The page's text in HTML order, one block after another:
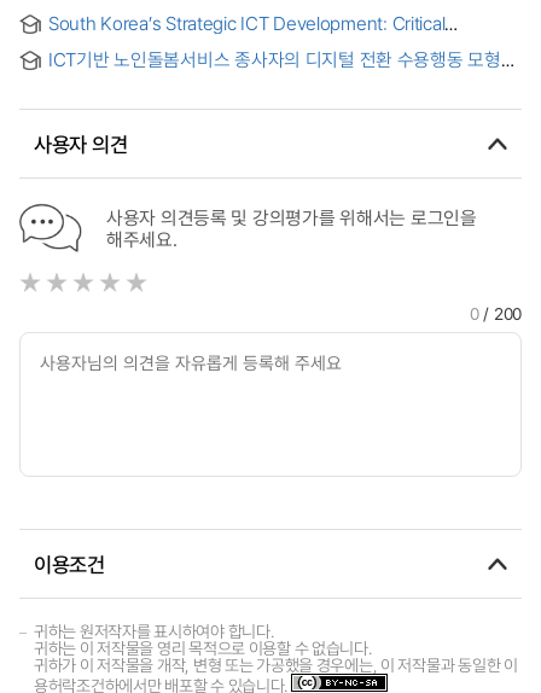
Schools = 중국 초ㆍ중등교사의 ICT 교수역량 진단도구 개발
South Korea’s Strategic ICT Development: Critical
Reassessment on CDMA and WiBro Mobile Technology =
한국의 전략적인 정보통신기술(ICT) 진화: CDMA 및 와이브로
ICT기반 노인돌봄서비스 종사자의 디지털 전환 수용행동 모형
the Acceptance Behavior Model of Digital Transformation
the Unified Theory of Acceptance and Use of
사용자 의견
사용자 의견등록 및 강의평가를 위해서는 로그인을
해주세요.
0/ 200
이용조건
귀하는 원저작자를 표시하여야 합니다.
귀하는 이 저작물을 영리 목적으로 이용할 수 없습니다.
귀하가 이 저작물을 개작, 변형 또는 가공했을 경우에는, 이 저작물과 동일한 이
용허락조건하에서만 배포할 수 있습니다.